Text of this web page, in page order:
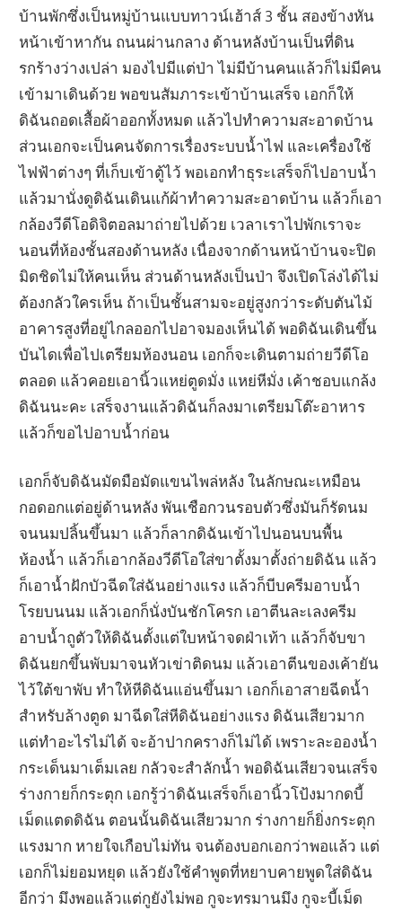
บ้านพักซึ่งเป็นหมู่บ้านแบบทาวน์เฮ้าส์ 3 ชั้น สองข้างหัน
หน้าเข้าหากัน ถนนผ่านกลาง ด้านหลังบ้านเป็นที่ดิน
รกร้างว่างเปล่า มองไปมีแต่ป่า ไม่มีบ้านคนแล้วก็ไม่มีคน
เข้ามาเดินด้วย พอขนสัมภาระเข้าบ้านเสร็จ เอกก็ให้
ดิฉันถอดเสื้อผ้าออกทั้งหมด แล้วไปทำความสะอาดบ้าน
ส่วนเอกจะเป็นคนจัดการเรื่องระบบน้ำไฟ และเครื่องใช้
ไฟฟ้าต่างๆ ที่เก็บเข้าตู้ไว้ พอเอกทำธุระเสร็จก็ไปอาบน้ำ
แล้วมานั่งดูดิฉันเดินแก้ผ้าทำความสะอาดบ้าน แล้วก็เอา
กล้องวีดีโอดิจิตอลมาถ่ายไปด้วย เวลาเราไปพักเราจะ
นอนที่ห้องชั้นสองด้านหลัง เนื่องจากด้านหน้าบ้านจะปิด
มิดชิดไม่ให้คนเห็น ส่วนด้านหลังเป็นป่า จึงเปิดโล่งได้ไม่
ต้องกลัวใครเห็น ถ้าเป็นชั้นสามจะอยู่สูงกว่าระดับตันไม้
อาคารสูงที่อยู่ไกลออกไปอาจมองเห็นได้ พอดิฉันเดินขึ้น
บันไดเพื่อไปเตรียมห้องนอน เอกก็จะเดินตามถ่ายวีดีโอ
ตลอด แล้วคอยเอานิ้วแหย่ตูดมั่ง แหย่หีมั่ง เค้าชอบแกล้ง
ดิฉันนะคะ เสร็จงานแล้วดิฉันก็ลงมาเตรียมโต๊ะอาหาร
แล้วก็ขอไปอาบน้ำก่อน
เอกก็จับดิฉันมัดมือมัดแขนไพล่หลัง ในลักษณะเหมือน
กอดอกแต่อยู่ด้านหลัง พันเชือกวนรอบตัวซึ่งมันก็รัดนม
จนนมปลิ้นขึ้นมา แล้วก็ลากดิฉันเข้าไปนอนบนพื้น
ห้องน้ำ แล้วก็เอากล้องวีดีโอใส่ขาตั้งมาตั้งถ่ายดิฉัน แล้ว
ก็เอาน้ำฝักบัวฉีดใส่ฉันอย่างแรง แล้วก็บีบครีมอาบน้ำ
โรยบนนม แล้วเอกก็นั่งบันชักโครก เอาตีนละเลงครีม
อาบน้ำถูตัวให้ดิฉันตั้งแต่ใบหน้าจดฝ่าเท้า แล้วก็จับขา
ดิฉันยกขึ้นพับมาจนหัวเข่าติดนม แล้วเอาตีนของเค้ายัน
ไว้ใต้ขาพับ ทำให้หีดิฉันแอ่นขึ้นมา เอกก็เอาสายฉีดน้ำ
สำหรับล้างตูด มาฉีดใส่หีดิฉันอย่างแรง ดิฉันเสียวมาก
แต่ทำอะไรไม่ได้ จะอ้าปากครางก็ไม่ได้ เพราะละอองน้ำ
กระเด็นมาเต็มเลย กลัวจะสำลักน้ำ พอดิฉันเสียวจนเสร็จ
ร่างกายก็กระตุก เอกรู้ว่าดิฉันเสร็จก็เอานิ้วโป้งมากดบี้
เม็ดแตดดิฉัน ตอนนั้นดิฉันเสียวมาก ร่างกายก็ยิ่งกระตุก
แรงมาก หายใจเกือบไม่ทัน จนต้องบอกเอกว่าพอแล้ว แต่
เอกก็ไม่ยอมหยุด แล้วยังใช้คำพูดที่หยาบคายพูดใส่ดิฉัน
อีกว่า มึงพอแล้วแต่กูยังไม่พอ กูจะทรมานมึง กูจะบี้เม็ด